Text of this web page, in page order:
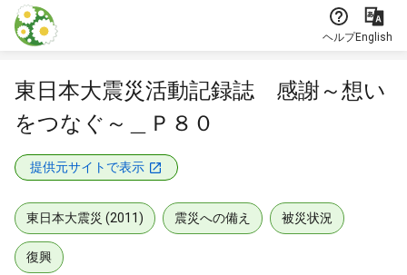
本文に飛ぶ
ヘルプEnglish
東日本大震災活動記録誌 感謝～想い
をつなぐ～＿Ｐ８０
提供元サイトで表示
東日本大震災 (2011) 震災への備え 被災状況
復興